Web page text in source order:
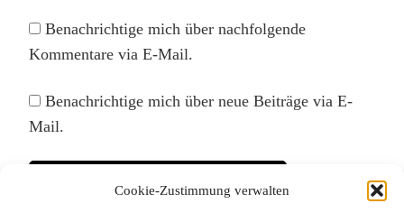
Cookie-Zustimmung verwalten
Benachrichtige mich über nachfolgende
Kommentare via E-Mail.
Benachrichtige mich über neue Beiträge via E-
Mail.